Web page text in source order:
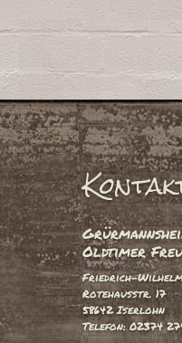
Oldtimer
Friedrich-
Rotehausstr. 17
58642 Iserlohn
Telefon: 02374